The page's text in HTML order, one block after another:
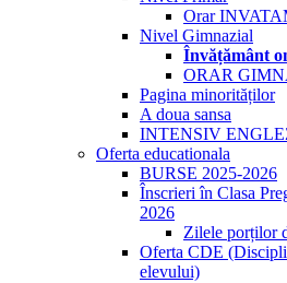
Orar
Nivel Gimnazial
Învățământ
ORAR
Pagina minorităților
A doua sansa
INTENSIV
Oferta educationala
BURSE 2025-2026
Înscrieri în Clasa
2026
Zilele porților
Oferta CDE
elevului)